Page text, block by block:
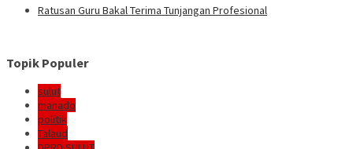
Ratusan Guru Bakal Terima Tunjangan Profesional
Topik Populer
sulut
manado
politik
Talaud